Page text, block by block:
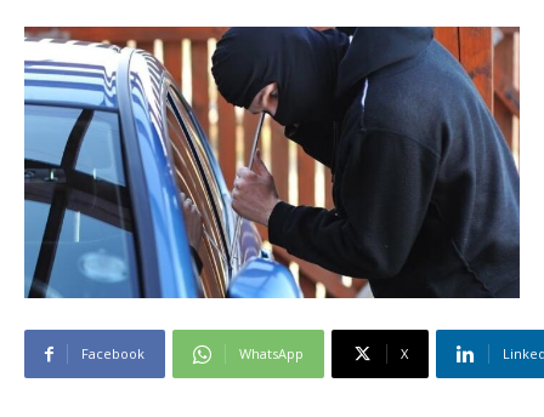
Facebook WhatsApp X